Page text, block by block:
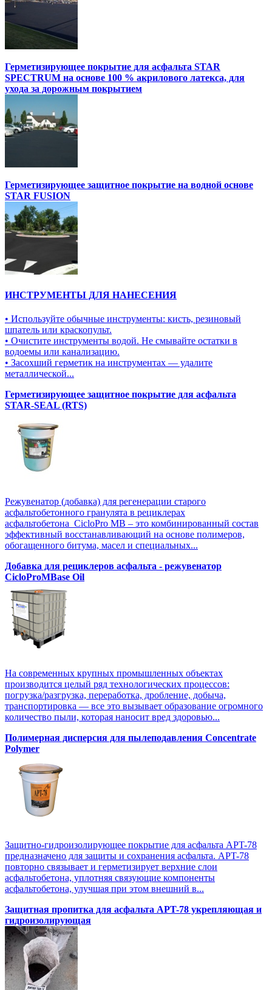
Герметизирующее покрытие для асфальта STAR
SPECTRUM на основе 100 % акрилового латекса, для
ухода за дорожным покрытием
Герметизирующее защитное покрытие на водной основе
STAR FUSION
ИНСТРУМЕНТЫ ДЛЯ НАНЕСЕНИЯ
• Используйте обычные инструменты: кисть, резиновый
шпатель или краскопульт.
• Очистите инструменты водой. Не смывайте остатки в
водоемы или канализацию.
• Засохший герметик на инструментах — удалите
металлической...
Герметизирующее защитное покрытие для асфальта
STAR-SEAL (RTS)
Режувенатор (добавка) для регенерации старого
асфальтобетонного гранулята в рециклерах
асфальтобетона CicloPro MB – это комбинированный состав
эффективный восстанавливающий на основе полимеров,
обогащенного битума, масел и специальных...
Добавка для рециклеров асфальта - режувенатор
CicloProMBase Oil
На современных крупных промышленных объектах
производится целый ряд технологических процессов:
погрузка/разгрузка, переработка, дробление, добыча,
транспортировка — все это вызывает образование огромного
количество пыли, которая наносит вред здоровью...
Полимерная дисперсия для пылеподавления Concentrate
Polymer
Защитно-гидроизолирующее покрытие для асфальта APT-78
предназначено для защиты и сохранения асфальта. APT-78
повторно связывает и герметизирует верхние слои
асфальтобетона, уплотняя связующие компоненты
асфальтобетона, улучшая при этом внешний в...
Защитная пропитка для асфальта APT-78 укрепляющая и
гидроизолирующая